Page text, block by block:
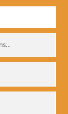
Russische Akademie für Theaterkunst – GITIS